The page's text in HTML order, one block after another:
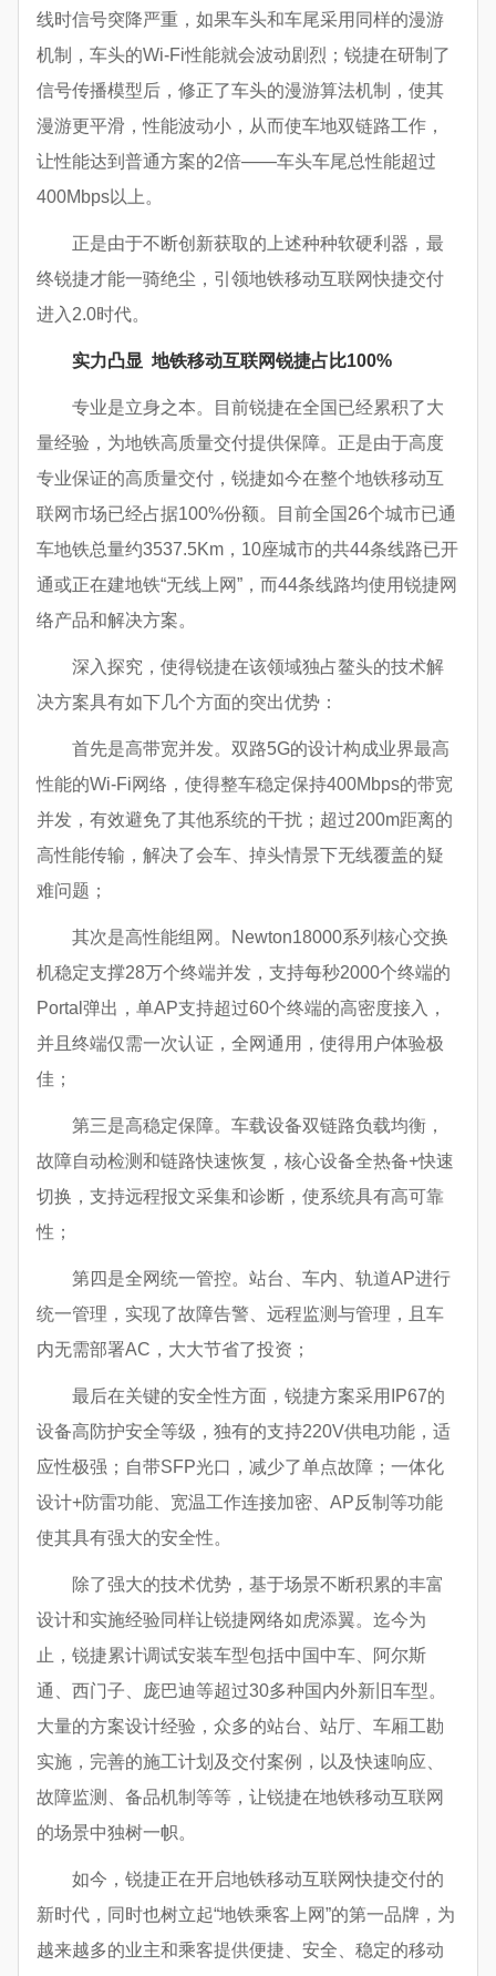
线时信号突降严重，如果车头和车尾采用同样的漫游
机制，车头的Wi-Fi性能就会波动剧烈；锐捷在研制了
信号传播模型后，修正了车头的漫游算法机制，使其
漫游更平滑，性能波动小，从而使车地双链路工作，
让性能达到普通方案的2倍——车头车尾总性能超过
400Mbps以上。
正是由于不断创新获取的上述种种软硬利器，最
终锐捷才能一骑绝尘，引领地铁移动互联网快捷交付
进入2.0时代。
实力凸显 地铁移动互联网锐捷占比100%
专业是立身之本。目前锐捷在全国已经累积了大
量经验，为地铁高质量交付提供保障。正是由于高度
专业保证的高质量交付，锐捷如今在整个地铁移动互
联网市场已经占据100%份额。目前全国26个城市已通
车地铁总量约3537.5Km，10座城市的共44条线路已开
通或正在建地铁“无线上网”，而44条线路均使用锐捷网
络产品和解决方案。
深入探究，使得锐捷在该领域独占鳌头的技术解
决方案具有如下几个方面的突出优势：
首先是高带宽并发。双路5G的设计构成业界最高
性能的Wi-Fi网络，使得整车稳定保持400Mbps的带宽
并发，有效避免了其他系统的干扰；超过200m距离的
高性能传输，解决了会车、掉头情景下无线覆盖的疑
难问题；
其次是高性能组网。Newton18000系列核心交换
机稳定支撑28万个终端并发，支持每秒2000个终端的
Portal弹出，单AP支持超过60个终端的高密度接入，
并且终端仅需一次认证，全网通用，使得用户体验极
佳；
第三是高稳定保障。车载设备双链路负载均衡，
故障自动检测和链路快速恢复，核心设备全热备+快速
切换，支持远程报文采集和诊断，使系统具有高可靠
性；
第四是全网统一管控。站台、车内、轨道AP进行
统一管理，实现了故障告警、远程监测与管理，且车
内无需部署AC，大大节省了投资；
最后在关键的安全性方面，锐捷方案采用IP67的
设备高防护安全等级，独有的支持220V供电功能，适
应性极强；自带SFP光口，减少了单点故障；一体化
设计+防雷功能、宽温工作连接加密、AP反制等功能
使其具有强大的安全性。
除了强大的技术优势，基于场景不断积累的丰富
设计和实施经验同样让锐捷网络如虎添翼。迄今为
止，锐捷累计调试安装车型包括中国中车、阿尔斯
通、西门子、庞巴迪等超过30多种国内外新旧车型。
大量的方案设计经验，众多的站台、站厅、车厢工勘
实施，完善的施工计划及交付案例，以及快速响应、
故障监测、备品机制等等，让锐捷在地铁移动互联网
的场景中独树一帜。
如今，锐捷正在开启地铁移动互联网快捷交付的
新时代，同时也树立起“地铁乘客上网”的第一品牌，为
越来越多的业主和乘客提供便捷、安全、稳定的移动